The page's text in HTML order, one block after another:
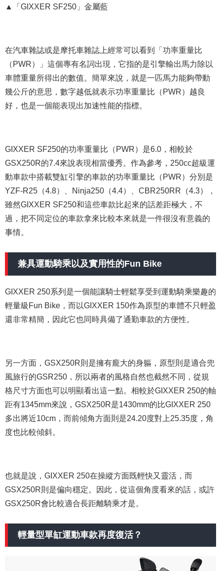
▲「GIXXER SF250」金屬藍
在汽車雜誌或是摩托車雜誌上經常可以看到「功率重量比
（PWR）」這個專有名詞出現，它指的是引擎輸出馬力除以
車體重量所得出的數值。簡單來說，就是一匹馬力能夠帶動
幾公斤的意思，數字越低就表示功率重量比（PWR）越良
好，也是一個能表現出加速性能的指標。
GIXXER SF250的功率重量比（PWR）是6.0，相較於
GSX250R的7.4來說表現相當優秀。作為參考，250cc超級運
動車款中搭載雙缸引擎的車款的功率重量比（PWR）分別是
YZF-R25（4.8）、Ninja250（4.4）、CBR250RR（4.3），
雖然GIXXER SF250和這些車款比起來的話差距極大，不
過，把不同定位的車款拿來比較本來就是一件很沒有意義的
事情。
兼具運動騎乘以及實用性的Fun Bike
GIXXER 250系列是一個能讓騎士輕鬆享受到運動騎乘樂趣的
輕量級Fun Bike，而以GIXXER 150作為原型的車體不只輕盈
還非常精簡，因此它也同時具備了通勤車款的方便性。
另一方面，GSX250R則是擁有龐大的身軀，原型則是適合兜
風旅行的GSR250，所以兩者的風格自然也截然不同，從規
格尺寸方面也可以明顯看出這一點。相較於GIXXER 250的軸
距有1345mm來說，GSX250R是1430mm的比GIXXER 250
多出將近10cm，而前傾角方面則是24.20度對上25.35度，角
度也比較傾斜。
也就是說，GIXXER 250在操縱方面既輕快又靈活，而
GSX250R則是偏向穩定。因此，從這個角度看來的話，或許
GSX250R會比較適合長距離騎乘才是。
輕量型單缸運動車款再度復活？